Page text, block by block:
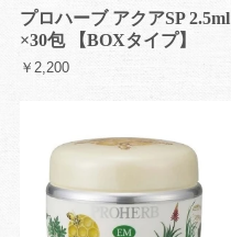
プロハーブ アクアSP 2.5ml
×30包 【BOXタイプ】
￥2,200